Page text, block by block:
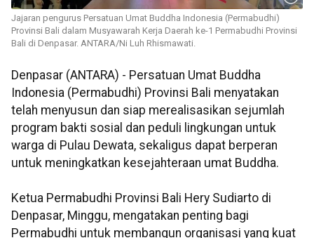
Jajaran pengurus Persatuan Umat Buddha Indonesia (Permabudhi)
Provinsi Bali dalam Musyawarah Kerja Daerah ke-1 Permabudhi Provinsi
Bali di Denpasar. ANTARA/Ni Luh Rhismawati.
Denpasar (ANTARA) - Persatuan Umat Buddha
Indonesia (Permabudhi) Provinsi Bali menyatakan
telah menyusun dan siap merealisasikan sejumlah
program bakti sosial dan peduli lingkungan untuk
warga di Pulau Dewata, sekaligus dapat berperan
untuk meningkatkan kesejahteraan umat Buddha.
Ketua Permabudhi Provinsi Bali Hery Sudiarto di
Denpasar, Minggu, mengatakan penting bagi
Permabudhi untuk membangun organisasi yang kuat